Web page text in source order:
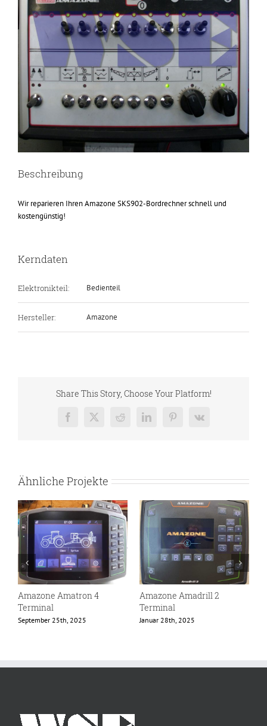
Beschreibung
Wir reparieren Ihren Amazone SKS902-Bordrechner schnell und
kostengünstig!
Kerndaten
Elektronikteil: Bedienteil
Hersteller: Amazone
Share This Story, Choose Your Platform!
Facebook
X RedditLinkedInPinterest
Vk
Ähnliche Projekte
Amazone Amatron 4
Terminal
September 25th, 2025
Amazone Amadrill 2
Terminal
Januar 28th, 2025